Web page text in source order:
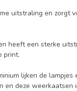
uitstraling en zorgt
heeft een sterke
print.
lijken de
en deze weerkaatsen